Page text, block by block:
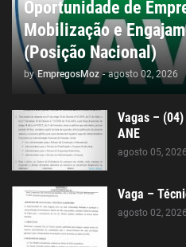
Oportunidade de
Mobilização e
(Posição Nacional)
by EmpregosMoz - agosto 02, 2026
Vagas –
ANE
agosto 05, 2026
Vaga –
agosto 02, 2026